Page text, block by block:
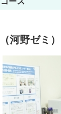
河野ゼミ）